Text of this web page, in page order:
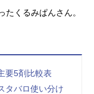
くるみぱんさん。
要5剤比較表
タバロ使い分け